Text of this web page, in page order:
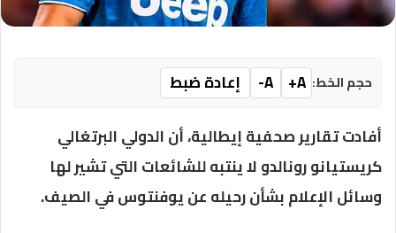
حجم الخط: A+
A-
إعادة ضبط
أفادت تقارير صحفية إيطالية، أن الدولي البرتغالي
كريستيانو رونالدو لا ينتبه للشائعات التي تشير لها
وسائل الإعلام بشأن رحيله عن يوفنتوس في الصيف.